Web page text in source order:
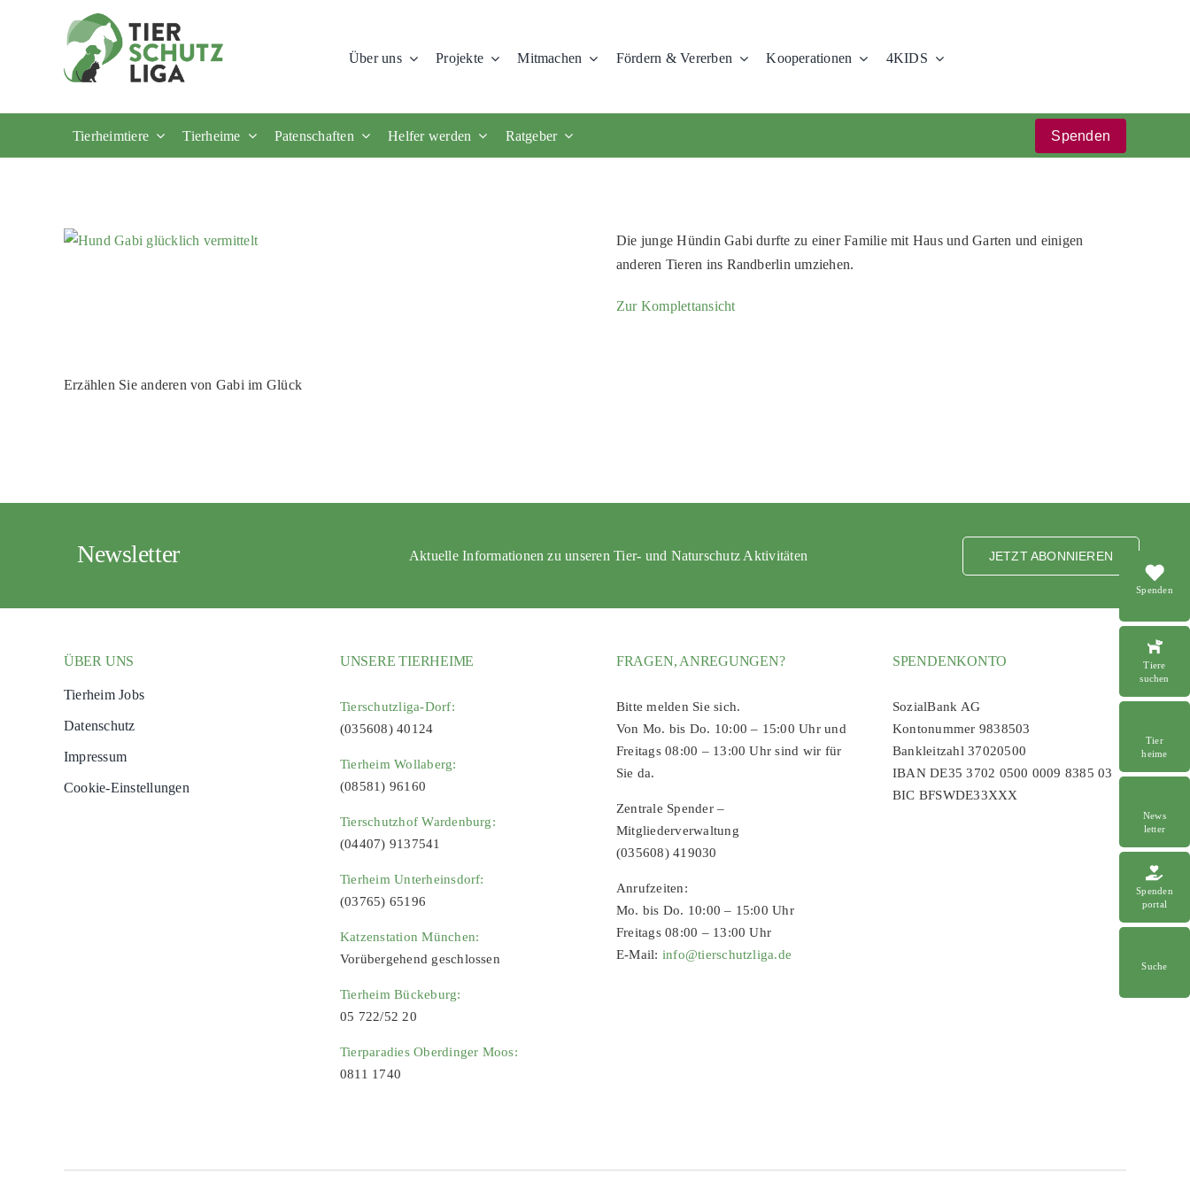
Über uns Projekte Mitmachen Fördern & Vererben Kooperationen 4KIDS
Tierheimtiere Tierheime Patenschaften Helfer werden Ratgeber Spenden
Spenden
Tiere
suchen
Tier
heime
News
letter
Spenden
portal
Suche
Die junge Hündin Gabi durfte zu einer Familie mit Haus und Garten und einigen
anderen Tieren ins Randberlin umziehen.
Zur Komplettansicht
Erzählen Sie anderen von Gabi im Glück
Newsletter Aktuelle Informationen zu unseren Tier- und Naturschutz Aktivitäten JETZT ABONNIEREN
ÜBER UNS
Tierheim Jobs
Datenschutz
Impressum
Cookie-Einstellungen
UNSERE TIERHEIME
Tierschutzliga-Dorf:
(035608) 40124
Tierheim Wollaberg:
(08581) 96160
Tierschutzhof Wardenburg:
(04407) 9137541
Tierheim Unterheinsdorf:
(03765) 65196
Katzenstation München:
Vorübergehend geschlossen
Tierheim Bückeburg:
05 722/52 20
Tierparadies Oberdinger Moos:
0811 1740
FRAGEN, ANREGUNGEN?
Bitte melden Sie sich.
Von Mo. bis Do. 10:00 – 15:00 Uhr und
Freitags 08:00 – 13:00 Uhr sind wir für
Sie da.
Zentrale Spender –
Mitgliederverwaltung
(035608) 419030
Anrufzeiten:
Mo. bis Do. 10:00 – 15:00 Uhr
Freitags 08:00 – 13:00 Uhr
E-Mail: info@tierschutzliga.de
SPENDENKONTO
SozialBank AG
Kontonummer 9838503
Bankleitzahl 37020500
IBAN DE35 3702 0500 0009 8385 03
BIC BFSWDE33XXX